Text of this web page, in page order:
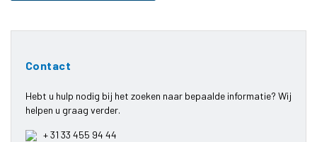
Contact
Hebt u hulp nodig bij het zoeken naar bepaalde informatie? Wij
helpen u graag verder.
+ 31 33 455 94 44